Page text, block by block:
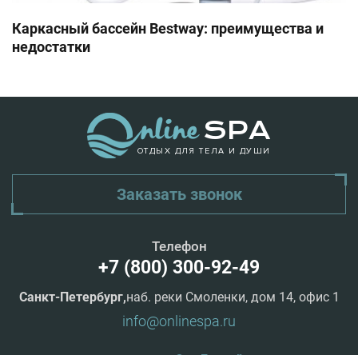
Каркасный бассейн Bestway: преимущества и
недостатки
ОТДЫХ ДЛЯ ТЕЛА И ДУШИ
Заказать звонок
Телефон
+7 (800) 300-92-49
Санкт-Петербург,наб. реки Смоленки, дом 14, офис 1
info@onlinespa.ru